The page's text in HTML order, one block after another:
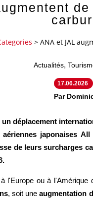
> ANA et JAL
Actualités,
17.06.2026
Par
déplacement
japonaises
de leurs surcharges
l'Europe ou à
, soit uneaugmentation